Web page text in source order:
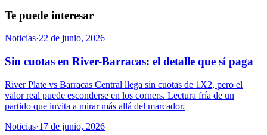
Te puede interesar
Noticias·22 de junio, 2026
Sin cuotas en River-Barracas: el detalle que sí paga
River Plate vs Barracas Central llega sin cuotas de 1X2, pero el
valor real puede esconderse en los corners. Lectura fría de un
partido que invita a mirar más allá del marcador.
Noticias·17 de junio, 2026